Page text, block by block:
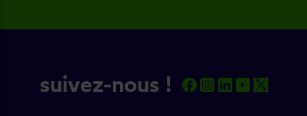
suivez-nous !